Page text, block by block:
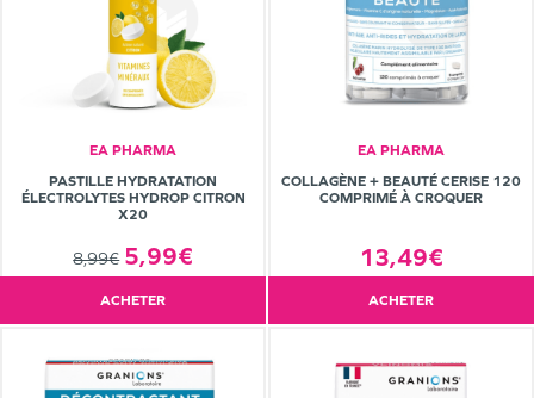
EA PHARMA
PASTILLE HYDRATATION
ÉLECTROLYTES HYDROP CITRON
X20
8,99€ 5,99€
ACHETER
EA PHARMA
COLLAGÈNE + BEAUTÉ CERISE 120
COMPRIMÉ À CROQUER
13,49€
ACHETER